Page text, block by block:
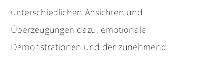
unterschiedlichen Ansichten und
Überzeugungen dazu, emotionale
Demonstrationen und der zunehmend